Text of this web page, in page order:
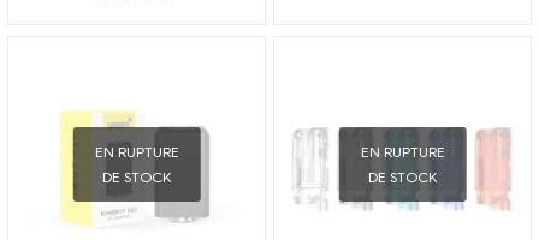
EN RUPTURE
DE STOCK
EN RUPTURE
DE STOCK